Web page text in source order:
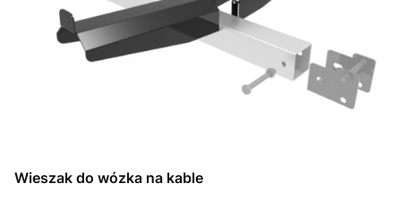
Wieszak do wózka na kable